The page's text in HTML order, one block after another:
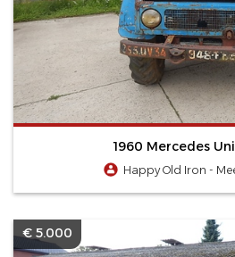
1960 Mercedes
Happy Old Iron -
€ 5.000